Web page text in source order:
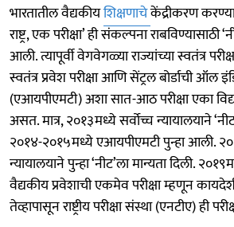
भारतातील वैद्यकीयशिक्षणाचेकेंद्रीकरण
राष्ट्र, एक परीक्षा’ ही संकल्पना राबविण्यासाठी
आली. त्यापूर्वी वेगवेगळ्या राज्यांच्या स्वतंत्र
स्वतंत्र प्रवेश परीक्षा आणि सेंट्रल बोर्डाची ऑल
(एआयपीएमटी) अशा सात-आठ परीक्षा एका
असत. मात्र, २०१३मध्ये सर्वोच्च न्यायालयाने
२०१४-२०१५मध्ये एआयपीएमटी पुन्हा आली.
न्यायालयाने पुन्हा ‘नीट’ला मान्यता दिली.
वैद्यकीय प्रवेशाची एकमेव परीक्षा म्हणून
तेव्हापासून राष्ट्रीय परीक्षा संस्था (एनटीए) ही